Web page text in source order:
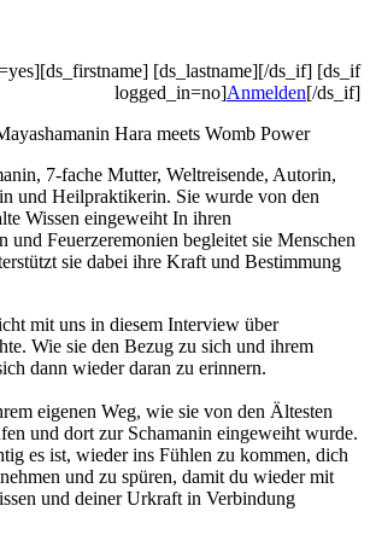
[ds_lastname][/ds_if] [ds_if
logged_in=no]Anmelden[/ds_if]
7-fache Mutter, Weltreisende, Autorin,
und Heilpraktikerin. Sie wurde von den
Wissen eingeweiht In ihren
und Feuerzeremonien begleitet sie Menschen
sie dabei ihre Kraft und Bestimmung
mit uns in diesem Interview über
Wie sie den Bezug zu sich und ihrem
dann wieder daran zu erinnern.
eigenen Weg, wie sie von den Ältesten
und dort zur Schamanin eingeweiht wurde.
es ist, wieder ins Fühlen zu kommen, dich
und zu spüren, damit du wieder mit
und deiner Urkraft in Verbindung